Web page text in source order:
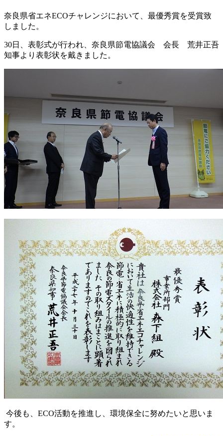
奈良県省エネECOチャレンジにおいて、最優秀賞を受賞致
しました。
30日、表彰式が行われ、奈良県節電協議会 会長 荒井正吾
知事より表彰状を戴きました。
今後も、ECO活動を推進し、環境保全に努めたいと思いま
す。